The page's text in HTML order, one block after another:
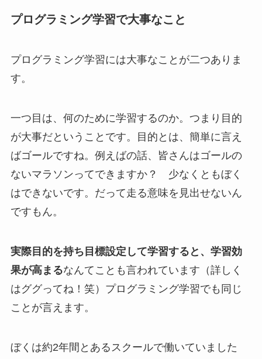
プログラミング学習で大事なこと
プログラミング学習には大事なことが二つありま
す。
一つ目は、何のために学習するのか。つまり目的
が大事だということです。目的とは、簡単に言え
ばゴールですね。例えばの話、皆さんはゴールの
ないマラソンってできますか？ 少なくともぼく
はできないです。だって走る意味を見出せないん
ですもん。
実際目的を持ち目標設定して学習すると、学習効
果が高まるなんてことも言われています（詳しく
はググってね！笑）プログラミング学習でも同じ
ことが言えます。
ぼくは約2年間とあるスクールで働いていました